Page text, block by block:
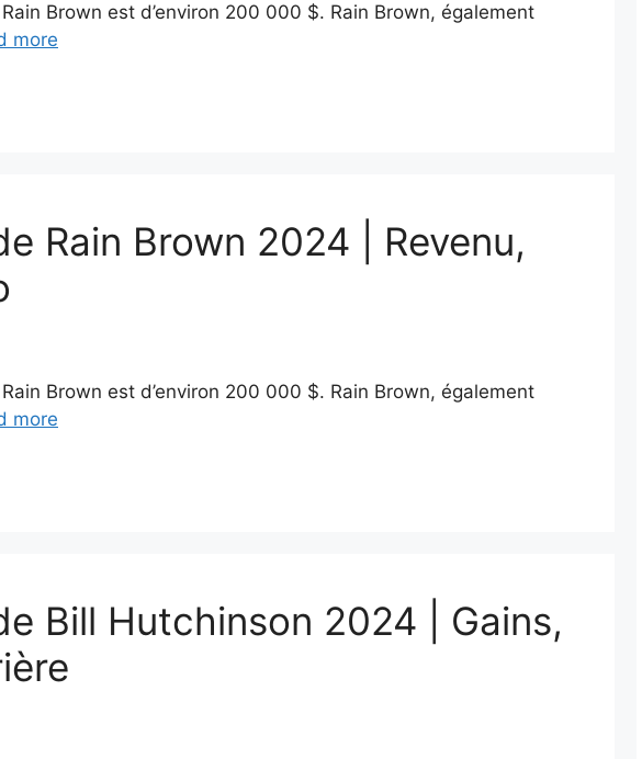
Brown est d’environ 200 000 $. Rain Brown, également
more
Rain Brown 2024 | Revenu,
Brown est d’environ 200 000 $. Rain Brown, également
more
Bill Hutchinson 2024 | Gains,